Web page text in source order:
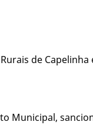
de
Municipal,